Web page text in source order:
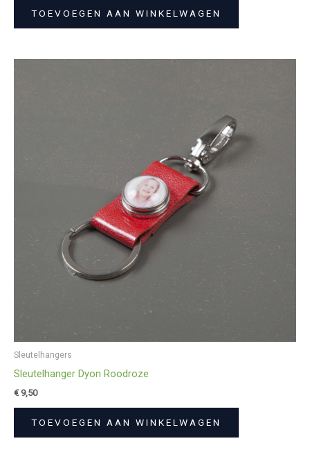
TOEVOEGEN AAN WINKELWAGEN
Sleutelhangers
Sleutelhanger Dyon Roodroze
€9,50
TOEVOEGEN AAN WINKELWAGEN